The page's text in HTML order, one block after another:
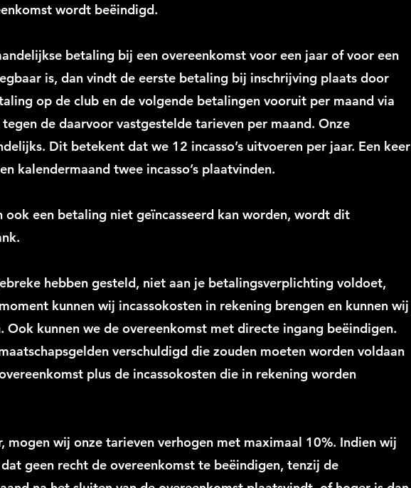
wordt beëindigd.
betaling bij een overeenkomst voor een jaar of voor een
is, dan vindt de eerste betaling bij inschrijving plaats door
op de club en de volgende betalingen vooruit per maand via
tegen de daarvoor vastgestelde tarieven per maand. Onze
Dit betekent dat we 12 incasso’s uitvoeren per jaar. Een keer
kalendermaand twee incasso’s plaatvinden.
ook een betaling niet geïncasseerd kan worden, wordt dit
hebben gesteld, niet aan je betalingsverplichting voldoet,
kunnen wij incassokosten in rekening brengen en kunnen wij
Ook kunnen we de overeenkomst met directe ingang beëindigen.
verschuldigd die zouden moeten worden voldaan
plus de incassokosten die in rekening worden
wij onze tarieven verhogen met maximaal 10%. Indien wij
geen recht de overeenkomst te beëindigen, tenzij de